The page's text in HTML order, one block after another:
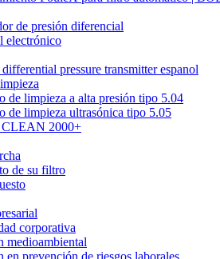
de presión diferencial
electrónico
pressure transmitter espanol
de limpieza a alta presión tipo 5.04
de limpieza ultrasónica tipo 5.05
2000+
de su filtro
corporativa
medioambiental